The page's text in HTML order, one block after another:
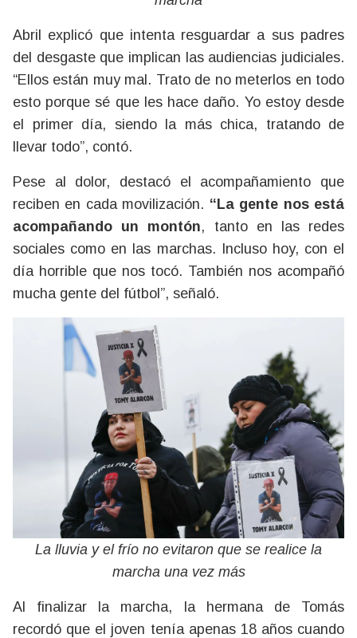
Abril explicó que intenta resguardar a sus padres
del desgaste que implican las audiencias judiciales.
“Ellos están muy mal. Trato de no meterlos en todo
esto porque sé que les hace daño. Yo estoy desde
el primer día, siendo la más chica, tratando de
llevar todo”, contó.
Pese al dolor, destacó el acompañamiento que
reciben en cada movilización. “La gente nos está
acompañando un montón, tanto en las redes
sociales como en las marchas. Incluso hoy, con el
día horrible que nos tocó. También nos acompañó
mucha gente del fútbol”, señaló.
La lluvia y el frío no evitaron que se realice la
marcha una vez más
Al finalizar la marcha, la hermana de Tomás
recordó que el joven tenía apenas 18 años cuando